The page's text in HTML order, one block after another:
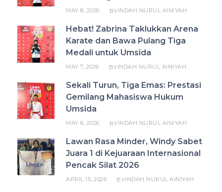
MAY 8, 2026 BYINDAH NURUL AINIYAH
Hebat! Zabrina Taklukkan Arena
Karate dan Bawa Pulang Tiga
Medali untuk Umsida
MAY 7, 2026 BYINDAH NURUL AINIYAH
Sekali Turun, Tiga Emas: Prestasi
Gemilang Mahasiswa Hukum
Umsida
MAY 6, 2026 BYINDAH NURUL AINIYAH
Lawan Rasa Minder, Windy Sabet
Juara 1 di Kejuaraan Internasional
Pencak Silat 2026
APRIL 15, 2026 BYINDAH NURUL AINIYAH